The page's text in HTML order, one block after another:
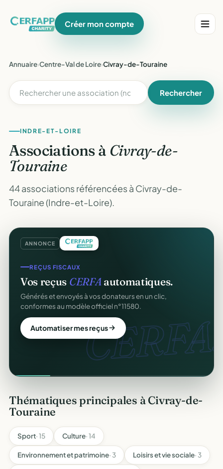
Créer mon compte
Annuaire›Centre-Val de Loire›Civray-de-Touraine
Rechercher
INDRE-ET-LOIRE
Associations à Civray-de-
Touraine
44 associations référencées à Civray-de-
Touraine (Indre-et-Loire).
ANNONCE
CERFA.
REÇUS FISCAUX
Vos reçus CERFAautomatiques.
Générés et envoyés à vos donateurs en un clic,
conformes au modèle officiel n°11580.
Automatiser mes reçus
Thématiques principales à Civray-de-
Touraine
Sport· 15 Culture· 14
Environnement et patrimoine· 3 Loisirs et vie sociale· 3